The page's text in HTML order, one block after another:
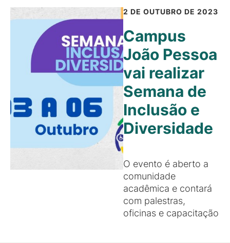
2 DE OUTUBRO DE 2023
Campus
João Pessoa
vai realizar
Semana de
Inclusão e
Diversidade
O evento é aberto a
comunidade
acadêmica e contará
com palestras,
oficinas e capacitação